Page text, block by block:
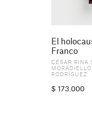
El
Franco
CÉSAR RINA
RODRÍGUEZ
$ 173.000